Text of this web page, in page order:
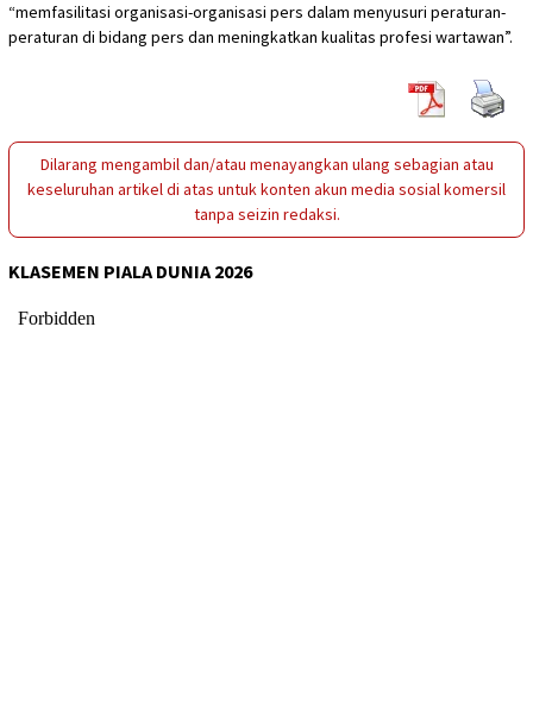
“memfasilitasi organisasi-organisasi pers dalam menyusuri peraturan-
peraturan di bidang pers dan meningkatkan kualitas profesi wartawan”.
Dilarang mengambil dan/atau menayangkan ulang sebagian atau
keseluruhan artikel di atas untuk konten akun media sosial komersil
tanpa seizin redaksi.
KLASEMEN PIALA DUNIA 2026